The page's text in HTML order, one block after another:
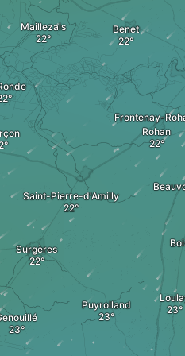
Surgères
Puyrolland
Frontenay-
Rohan
Saint-Pierre-d'Amilly
Maillezais Benet